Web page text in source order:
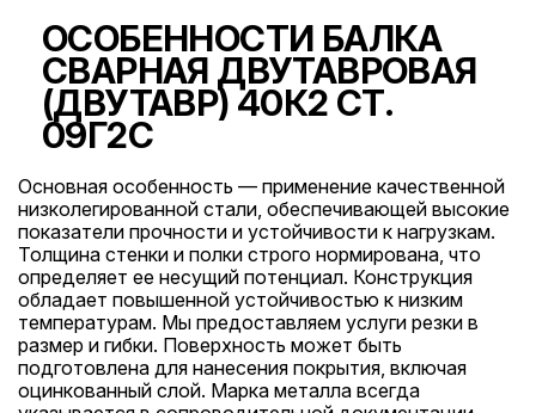
ОСОБЕННОСТИ БАЛКА
СВАРНАЯ ДВУТАВРОВАЯ
(ДВУТАВР) 40К2 СТ.
09Г2С
Основная особенность — применение качественной
низколегированной стали, обеспечивающей высокие
показатели прочности и устойчивости к нагрузкам.
Толщина стенки и полки строго нормирована, что
определяет ее несущий потенциал. Конструкция
обладает повышенной устойчивостью к низким
температурам. Мы предоставляем услуги резки в
размер и гибки. Поверхность может быть
подготовлена для нанесения покрытия, включая
оцинкованный слой. Марка металла всегда